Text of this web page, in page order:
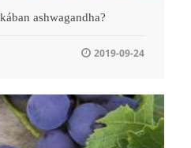
ashwagandha?
2019-09-24